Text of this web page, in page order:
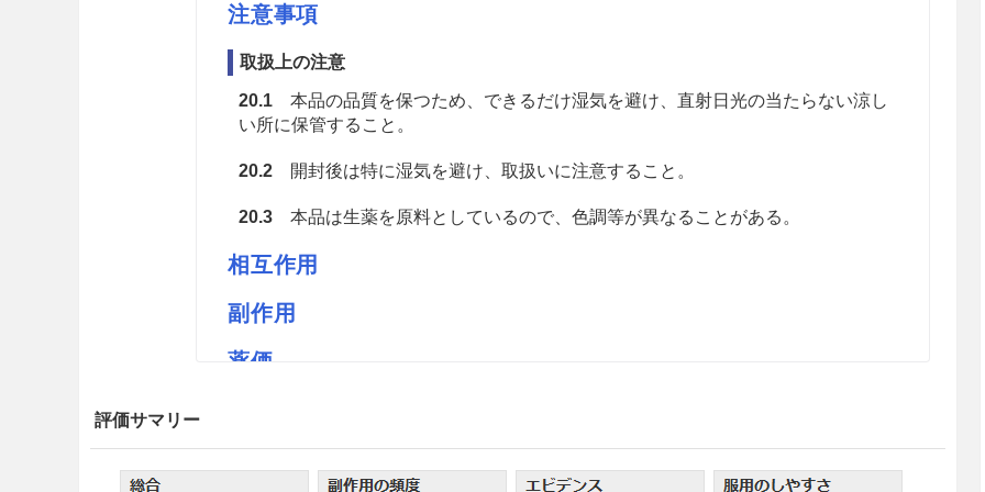
注意事項
取扱上の注意
20.1本品の品質を保つため、できるだけ湿気を避け、直射日光の当たらない涼し
い所に保管すること。
20.2開封後は特に湿気を避け、取扱いに注意すること。
20.3本品は生薬を原料としているので、色調等が異なることがある。
相互作用
副作用
薬価
評価サマリー